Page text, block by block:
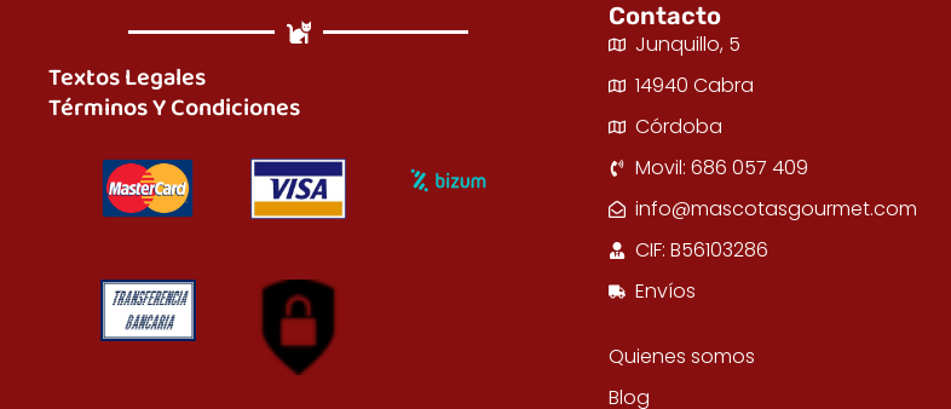
Textos Legales
Términos Y Condiciones
Contacto
Junquillo, 5
14940 Cabra
Córdoba
Movil: 686 057 409
info@mascotasgourmet.com
CIF: B56103286
Envíos
Quienes somos
Blog